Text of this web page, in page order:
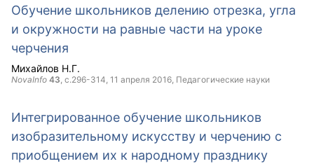
Обучение школьников делению отрезка, угла
и окружности на равные части на уроке
черчения
Михайлов Н.Г.
NovaInfo 43, с.296-314, 11 апреля 2016, Педагогические науки
Интегрированное обучение школьников
изобразительному искусству и черчению с
приобщением их к народному празднику